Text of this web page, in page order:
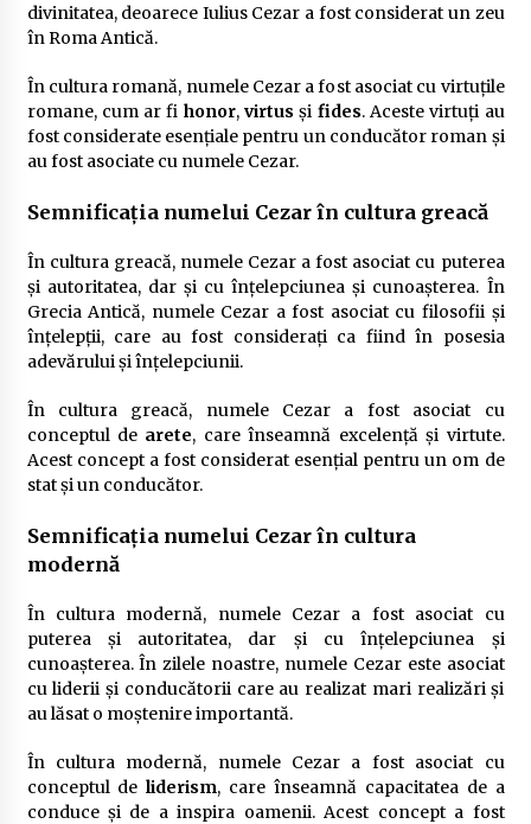
divinitatea, deoarece Iulius Cezar a fost considerat un zeu
în Roma Antică.
În cultura romană, numele Cezar a fost asociat cu virtuțile
romane, cum ar fi honor,virtus și fides. Aceste virtuți au
fost considerate esențiale pentru un conducător roman și
au fost asociate cu numele Cezar.
Semnificația numelui Cezar în cultura greacă
În cultura greacă, numele Cezar a fost asociat cu puterea
și autoritatea, dar și cu înțelepciunea și cunoașterea. În
Grecia Antică, numele Cezar a fost asociat cu filosofii și
înțelepții, care au fost considerați ca fiind în posesia
adevărului și înțelepciunii.
În cultura greacă, numele Cezar a fost asociat cu
conceptul de arete, care înseamnă excelență și virtute.
Acest concept a fost considerat esențial pentru un om de
stat și un conducător.
Semnificația numelui Cezar în cultura
modernă
În cultura modernă, numele Cezar a fost asociat cu
puterea și autoritatea, dar și cu înțelepciunea și
cunoașterea. În zilele noastre, numele Cezar este asociat
cu liderii și conducătorii care au realizat mari realizări și
au lăsat o moștenire importantă.
În cultura modernă, numele Cezar a fost asociat cu
conceptul deliderism, care înseamnă capacitatea de a
conduce și de a inspira oamenii. Acest concept a fost